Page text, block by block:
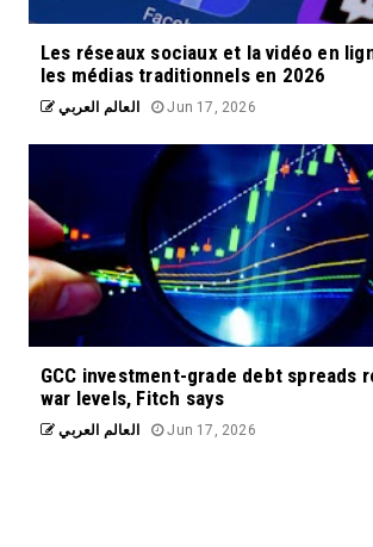
Les réseaux sociaux et la vidéo en
les médias traditionnels en 2026
العالم العربي Jun 17, 2026
GCC investment-grade debt spreads
war levels, Fitch says
العالم العربي Jun 17, 2026